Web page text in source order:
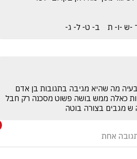
ד -ש -ו- ת    ב- ט- ל- ג-
ש מגבים בצורה בוטה
אחת